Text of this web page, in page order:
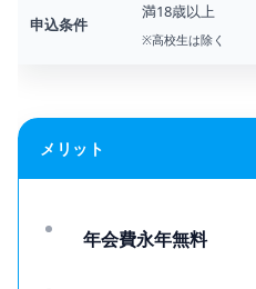
申込条件
満18歳以上
※高校生は除く
メリット
年会費永年無料